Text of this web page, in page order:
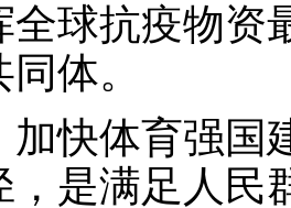
全球抗疫物资
体。
体育强国
，是满足人民